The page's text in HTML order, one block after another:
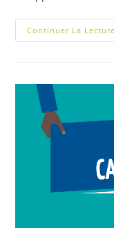
Continuer La Lecture